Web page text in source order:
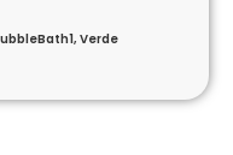
Verde